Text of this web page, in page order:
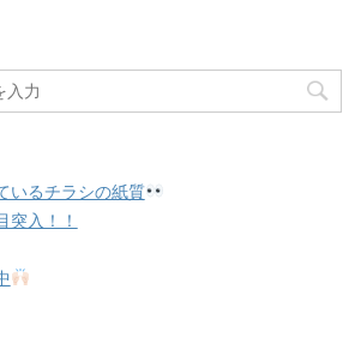
いるチラシの紙質
突入！！